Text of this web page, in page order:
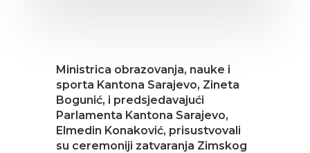
Ministrica obrazovanja, nauke i
sporta Kantona Sarajevo, Zineta
Bogunić, i predsjedavajući
Parlamenta Kantona Sarajevo,
Elmedin Konaković, prisustvovali
su ceremoniji zatvaranja Zimskog